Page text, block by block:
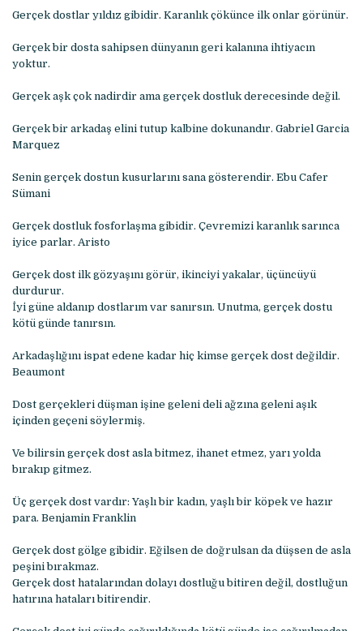
Gerçek dostlar yıldız gibidir. Karanlık çökünce ilk onlar görünür.
Gerçek bir dosta sahipsen dünyanın geri kalanına ihtiyacın
yoktur.
Gerçek aşk çok nadirdir ama gerçek dostluk derecesinde değil.
Gerçek bir arkadaş elini tutup kalbine dokunandır. Gabriel Garcia
Marquez
Senin gerçek dostun kusurlarını sana gösterendir. Ebu Cafer
Sümani
Gerçek dostluk fosforlaşma gibidir. Çevremizi karanlık sarınca
iyice parlar. Aristo
Gerçek dost ilk gözyaşını görür, ikinciyi yakalar, üçüncüyü
durdurur.
İyi güne aldanıp dostlarım var sanırsın. Unutma, gerçek dostu
kötü günde tanırsın.
Arkadaşlığını ispat edene kadar hiç kimse gerçek dost değildir.
Beaumont
Dost gerçekleri düşman işine geleni deli ağzına geleni aşık
içinden geçeni söylermiş.
Ve bilirsin gerçek dost asla bitmez, ihanet etmez, yarı yolda
bırakıp gitmez.
Üç gerçek dost vardır: Yaşlı bir kadın, yaşlı bir köpek ve hazır
para. Benjamin Franklin
Gerçek dost gölge gibidir. Eğilsen de doğrulsan da düşsen de asla
peşini bırakmaz.
Gerçek dost hatalarından dolayı dostluğu bitiren değil, dostluğun
hatırına hataları bitirendir.